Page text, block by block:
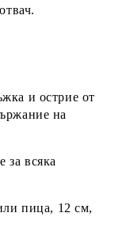
и острие от
на
всяка
пица, 12 см,